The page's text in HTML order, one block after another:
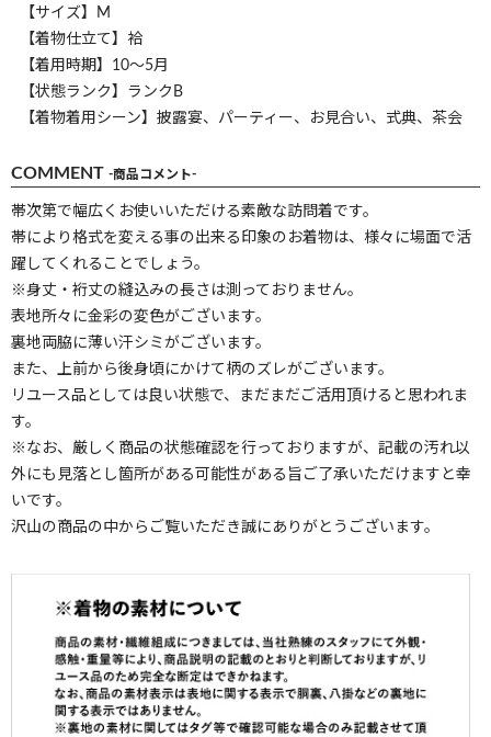
【サイズ】M
【着物仕立て】袷
【着用時期】10～5月
【状態ランク】ランクB
【着物着用シーン】披露宴、パーティー、お見合い、式典、茶会
COMMENT -商品コメント-
帯次第で幅広くお使いいただける素敵な訪問着です。
帯により格式を変える事の出来る印象のお着物は、様々に場面で活
躍してくれることでしょう。
※身丈・裄丈の縫込みの長さは測っておりません。
表地所々に金彩の変色がございます。
裏地両脇に薄い汗シミがございます。
また、上前から後身頃にかけて柄のズレがございます。
リユース品としては良い状態で、まだまだご活用頂けると思われま
す。
※なお、厳しく商品の状態確認を行っておりますが、記載の汚れ以
外にも見落とし箇所がある可能性がある旨ご了承いただけますと幸
いです。
沢山の商品の中からご覧いただき誠にありがとうございます。